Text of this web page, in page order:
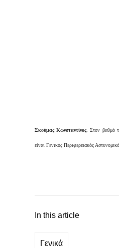
Σκούμας Κωνσταντίνος . Στον βαθμό
είναι Γενικός Περιφερειακός
In this article
Γενικά